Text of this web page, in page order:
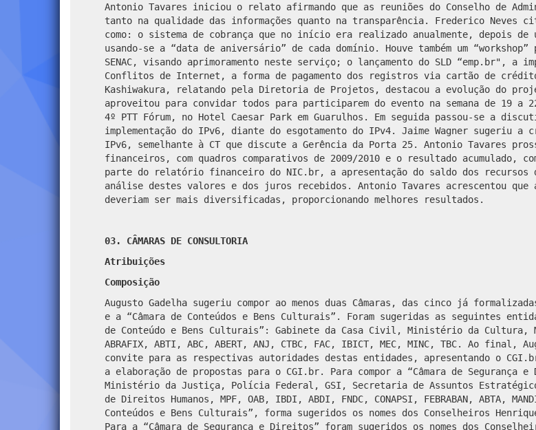
Antonio Tavares iniciou o relato afirmando que as reuniões do Conselho de
tanto na qualidade das informações quanto na transparência. Frederico Neves
como: o sistema de cobrança que no início era realizado anualmente, depois
usando-se a “data de aniversário” de cada domínio. Houve também um
SENAC, visando aprimoramento neste serviço; o lançamento do SLD “emp.br", a
Conflitos de Internet, a forma de pagamento dos registros via cartão de
Kashiwakura, relatando pela Diretoria de Projetos, destacou a evolução do
aproveitou para convidar todos para participarem do evento na semana de 19 a 22/
4º PTT Fórum, no Hotel Caesar Park em Guarulhos. Em seguida passou-se a
implementação do IPv6, diante do esgotamento do IPv4. Jaime Wagner sugeriu a
IPv6, semelhante à CT que discute a Gerência da Porta 25. Antonio Tavares
financeiros, com quadros comparativos de 2009/2010 e o resultado acumulado,
parte do relatório financeiro do NIC.br, a apresentação do saldo dos recursos
análise destes valores e dos juros recebidos. Antonio Tavares acrescentou
deveriam ser mais diversificadas, proporcionando melhores resultados.
03. CÂMARAS DE CONSULTORIA
Atribuições
Composição
Augusto Gadelha sugeriu compor ao menos duas Câmaras, das cinco já
e a “Câmara de Conteúdos e Bens Culturais”. Foram sugeridas as seguintes
de Conteúdo e Bens Culturais”: Gabinete da Casa Civil, Ministério da Cultura,
ABRAFIX, ABTI, ABC, ABERT, ANJ, CTBC, FAC, IBICT, MEC, MINC, TBC.
Ao final,
convite para as respectivas autoridades destas entidades, apresentando o
a elaboração de propostas para o CGI.br. Para compor a “Câmara de
Ministério da Justiça, Polícia Federal, GSI, Secretaria de Assuntos
de Direitos Humanos, MPF, OAB, IBDI, ABDI, FNDC, CONAPSI, FEBRABAN, ABTA,
Conteúdos e Bens Culturais”, forma sugeridos os nomes dos Conselheiros
Para a “Câmara de Segurança e Direitos” foram sugeridos os nomes dos